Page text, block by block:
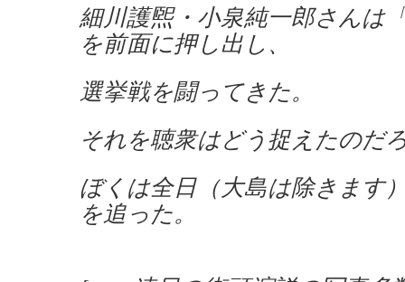
細川護煕・小泉純一郎さんは
を前面に押し出し、
選挙戦を闘ってきた。
それを聴衆はどう捉えたのだ
ぼくは全日（大島は除きます
を追った。